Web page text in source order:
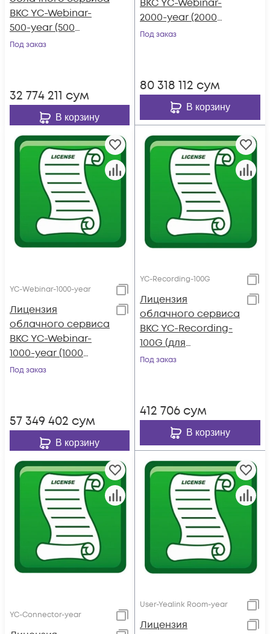
ВКС YC-Webinar-
500-year (500
вебинарных
Под заказ
32 774 211 сум
В корзину
ВКС YC-Webinar-
2000-year (2000
вебинарных
Под заказ
80 318 112 сум
В корзину
YC-Webinar-1000-year
Лицензия
облачного сервиса
ВКС YC-Webinar-
1000-year (1000
вебинарных
Под заказ
57 349 402 сум
В корзину
YC-Recording-100G
Лицензия
облачного сервиса
ВКС YC-Recording-
100G (для
расширения
Под заказ
412 706 сум
В корзину
YC-Connector-year
User-Yealink Room-year
Лицензия